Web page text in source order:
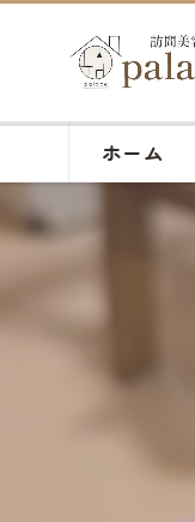
ホーム